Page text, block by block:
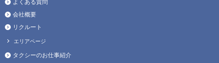
よくある質問
会社概要
リクルート
エリアページ
タクシーのお仕事紹介